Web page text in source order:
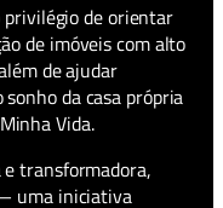
de orientar
de imóveis com alto
de ajudar
da casa própria
Vida.
e transformadora,
uma iniciativa